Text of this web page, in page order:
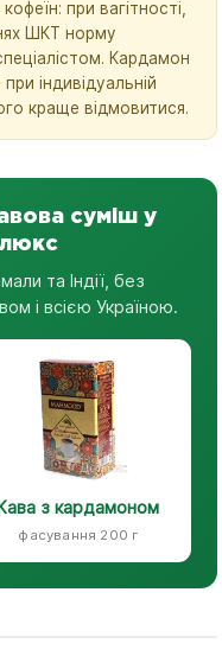
при вагітності,
ШКТ норму
Кардамон
індивідуальній
краще відмовитися.
суміш у
та Індії, без
і всією Україною.
з кардамоном
фасування 200 г